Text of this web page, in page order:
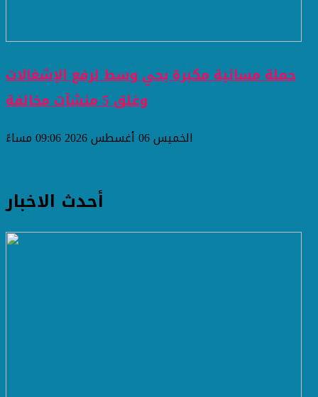
حملة مسائية مكبرة بحي وسط لرفع الإشغالات
وغلق 5 منشآت مخالفة
الخميس 06 أغسطس 2026 09:06 مساءً
أحدث الاخبار